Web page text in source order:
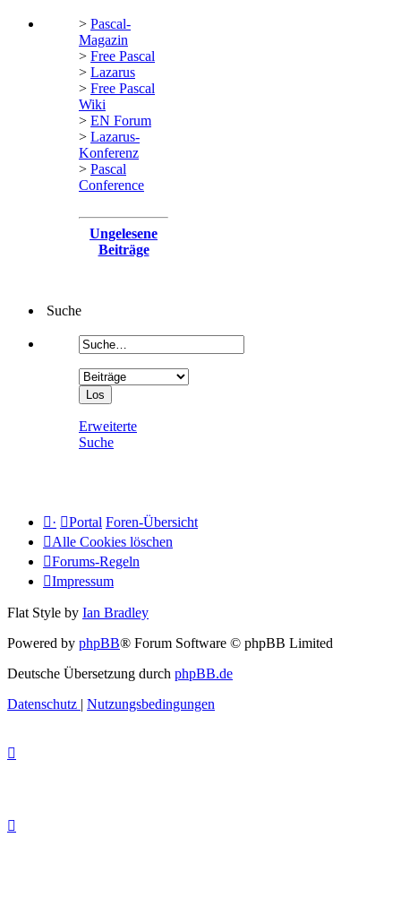
> Pascal-
Magazin
> Free Pascal
> Lazarus
> Free Pascal
Wiki
> EN Forum
> Lazarus-
Konferenz
> Pascal
Conference
Ungelesene
Beiträge
Suche
Erweiterte
Suche
· Portal Foren-Übersicht
Alle Cookies löschen
Forums-Regeln
Impressum
Flat Style by Ian Bradley
Powered by phpBB® Forum Software © phpBB Limited
Deutsche Übersetzung durch phpBB.de
Datenschutz | Nutzungsbedingungen